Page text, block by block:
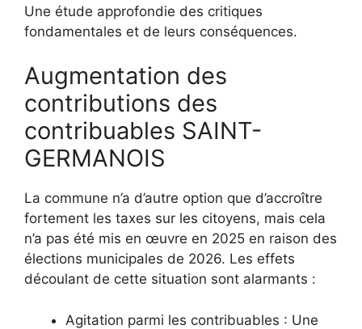
Une étude approfondie des critiques
fondamentales et de leurs conséquences.
Augmentation des
contributions des
contribuables SAINT-
GERMANOIS
La commune n’a d’autre option que d’accroître
fortement les taxes sur les citoyens, mais cela
n’a pas été mis en œuvre en 2025 en raison des
élections municipales de 2026. Les effets
découlant de cette situation sont alarmants :
Agitation parmi les contribuables : Une